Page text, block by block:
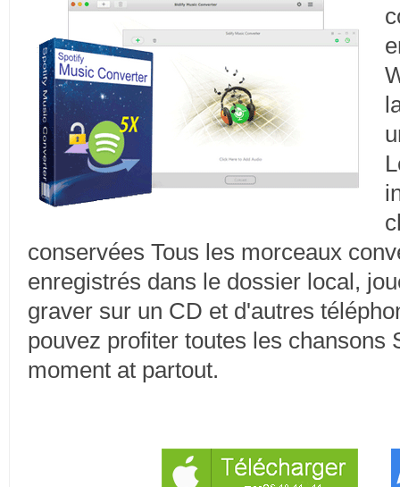
conservées Tous les morceaux
enregistrés dans le dossier local,
graver sur un CD et d'autres
pouvez profiter toutes les chansons
moment at partout.